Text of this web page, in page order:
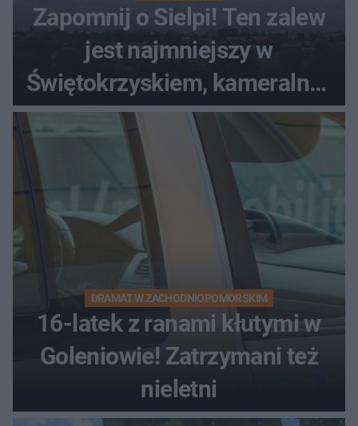
Zapomnij o Sielpi! Ten zalew
jest najmniejszy w
Świętokrzyskiem, kameralny i
bez tłumów
DRAMAT W ZACHODNIOPOMORSKIM
16-latek z ranami kłutymi w
Goleniowie! Zatrzymani też
nieletni